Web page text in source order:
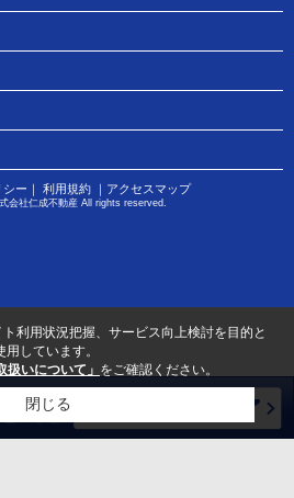
シー ｜ 利用規約｜ アクセスマップ
会社仁成不動産 All rights reserved.
利用状況把握、サービス向上検討を目的と
しています。
扱いについて」 をご確認ください。
閉じる